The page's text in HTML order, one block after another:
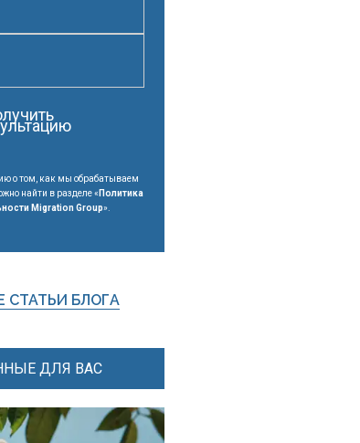
о том, как мы обрабатываем
найти в разделе « Политика
Migration Group».
СТАТЬИ БЛОГА
ДЛЯ ВАС